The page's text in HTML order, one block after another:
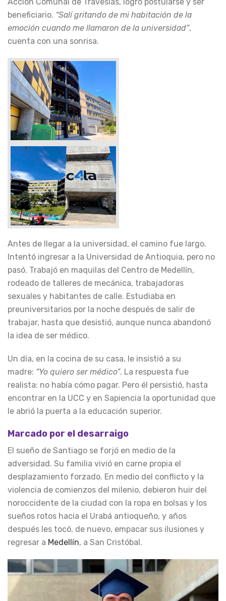
Acción Comunal de Travesías, logró postularse y ser
beneficiario. “Salí gritando de mi habitación de la
emoción cuando me llamaron de la universidad”,
cuenta con una sonrisa.
Antes de llegar a la universidad, el camino fue largo.
Intentó ingresar a la Universidad de Antioquia, pero no
pasó. Trabajó en maquilas del Centro de Medellín,
rodeado de talleres de mecánica, trabajadoras
sexuales y habitantes de calle. Estudiaba en
preuniversitarios por la noche después de salir de
trabajar, hasta que desistió, aunque nunca abandonó
la idea de ser médico.
Un día, en la cocina de su casa, le insistió a su
madre: “Yo quiero ser médico”. La respuesta fue
realista: no había cómo pagar. Pero él persistió, hasta
encontrar en la UCC y en Sapiencia la oportunidad que
le abrió la puerta a la educación superior.
Marcado por el desarraigo
El sueño de Santiago se forjó en medio de la
adversidad. Su familia vivió en carne propia el
desplazamiento forzado. En medio del conflicto y la
violencia de comienzos del milenio, debieron huir del
noroccidente de la ciudad con la ropa en bolsas y los
sueños rotos hacia el Urabá antioqueño, y años
después les tocó, de nuevo, empacar sus ilusiones y
regresar a Medellín, a San Cristóbal.